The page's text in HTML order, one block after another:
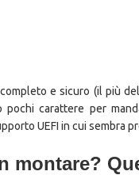
e sicuro (il più
pochi carattere per
UEFI in cui sembra
montare?